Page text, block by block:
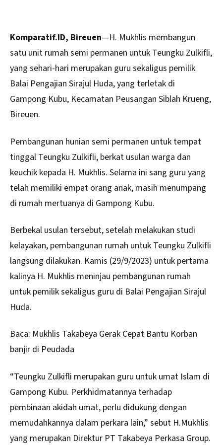
Komparatif.ID, Bireuen—H. Mukhlis membangun
satu unit rumah semi permanen untuk Teungku Zulkifli,
yang sehari-hari merupakan guru sekaligus pemilik
Balai Pengajian Sirajul Huda, yang terletak di
Gampong Kubu, Kecamatan Peusangan Siblah Krueng,
Bireuen.
Pembangunan hunian semi permanen untuk tempat
tinggal Teungku Zulkifli, berkat usulan warga dan
keuchik kepada H. Mukhlis. Selama ini sang guru yang
telah memiliki empat orang anak, masih menumpang
di rumah mertuanya di Gampong Kubu.
Berbekal usulan tersebut, setelah melakukan studi
kelayakan, pembangunan rumah untuk Teungku Zulkifli
langsung dilakukan. Kamis (29/9/2023) untuk pertama
kalinya H. Mukhlis meninjau pembangunan rumah
untuk pemilik sekaligus guru di Balai Pengajian Sirajul
Huda.
Baca: Mukhlis Takabeya Gerak Cepat Bantu Korban
banjir di Peudada
“Teungku Zulkifli merupakan guru untuk umat Islam di
Gampong Kubu. Perkhidmatannya terhadap
pembinaan akidah umat, perlu didukung dengan
memudahkannya dalam perkara lain,” sebut H.Mukhlis
yang merupakan Direktur PT Takabeya Perkasa Group.